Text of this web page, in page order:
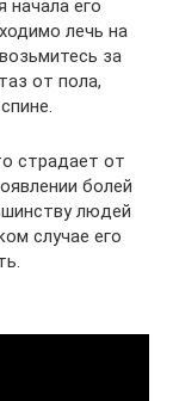
начала его
лечь на
за
от пола,
страдает от
болей
людей
случае его